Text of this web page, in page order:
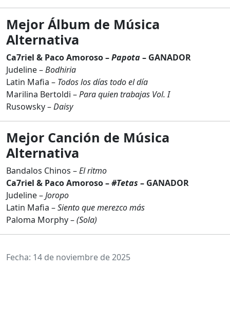
Mejor Álbum de Música
Alternativa
Ca7riel & Paco Amoroso –Papota– GANADOR
Judeline –Bodhiria
Latin Mafia – Todos los días todo el día
Marilina Bertoldi –Para quien trabajas Vol. I
Rusowsky –Daisy
Mejor Canción de Música
Alternativa
Bandalos Chinos –El ritmo
Ca7riel & Paco Amoroso –#Tetas – GANADOR
Judeline –Joropo
Latin Mafia –Siento que merezco más
Paloma Morphy –(Sola)
Fecha: 14 de noviembre de 2025